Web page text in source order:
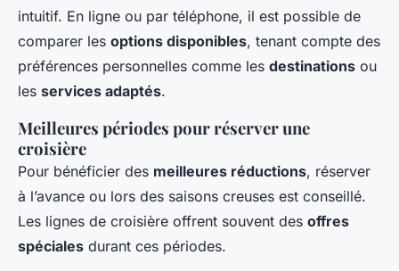
intuitif. En ligne ou par téléphone, il est possible de
comparer les options disponibles, tenant compte des
préférences personnelles comme les destinations ou
les services adaptés.
Meilleures périodes pour réserver une
croisière
Pour bénéficier des meilleures réductions, réserver
à l’avance ou lors des saisons creuses est conseillé.
Les lignes de croisière offrent souvent des offres
spéciales durant ces périodes.